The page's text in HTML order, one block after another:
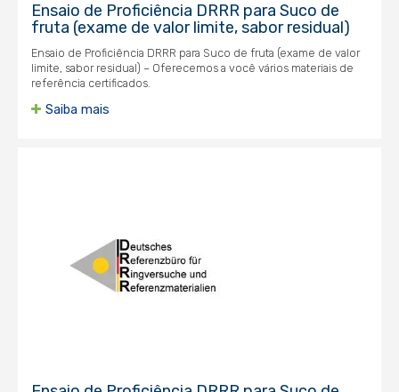
Ensaio de Proficiência DRRR para Suco de
fruta (exame de valor limite, sabor residual)
Ensaio de Proficiência DRRR para Suco de fruta (exame de valor
limite, sabor residual) – Oferecemos a você vários materiais de
referência certificados.
Saiba mais